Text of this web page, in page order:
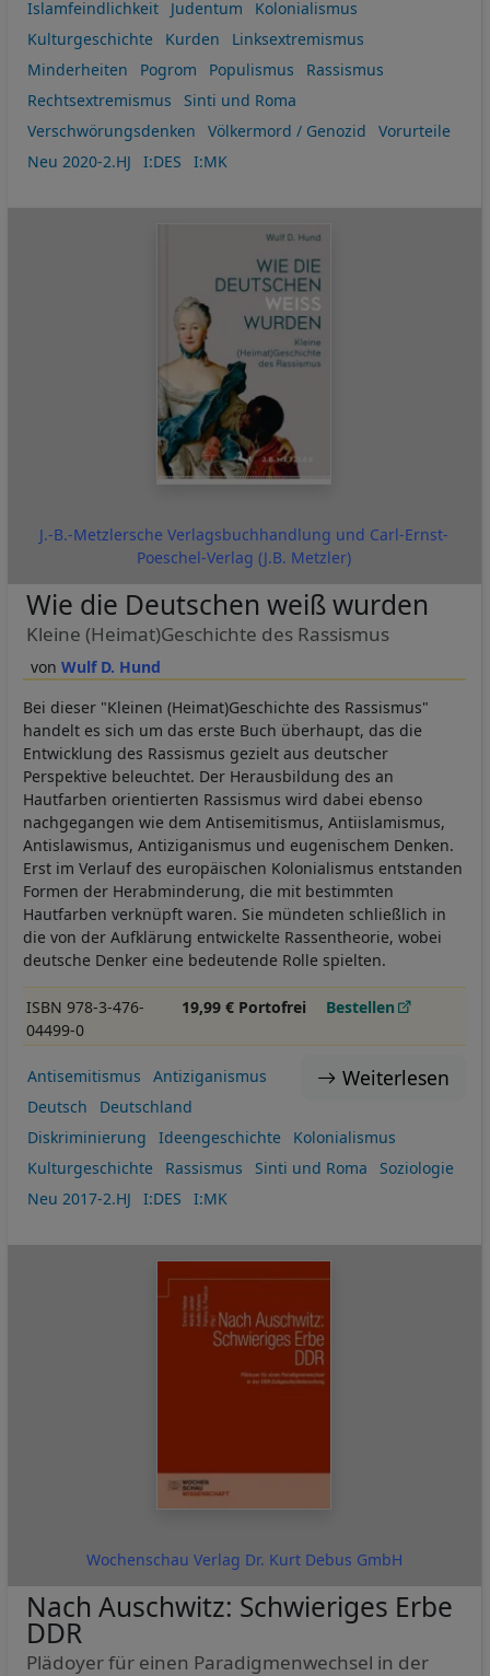
Islamfeindlichkeit Judentum
Kolonialismus
Kulturgeschichte
Kurden
Linksextremismus
Minderheiten
Pogrom Populismus
Rassismus
Rechtsextremismus
Sinti und Roma
Verschwörungsdenken
Völkermord / Genozid
Vorurteile
Neu 2020-2.HJ
I:DES I:MK
J.-B.-Metzlersche Verlagsbuchhandlung und Carl-Ernst-
Poeschel-Verlag (J.B. Metzler)
Wulf D. Hund
Wie die Deutschen weiß wurden
Kleine (Heimat)Geschichte des Rassismus
Bei dieser "Kleinen (Heimat)Geschichte des Rassismus"
handelt es sich um das erste Buch überhaupt, das die
Entwicklung des Rassismus gezielt aus deutscher
Perspektive beleuchtet. Der Herausbildung des an
Hautfarben orientierten Rassismus wird dabei ebenso
nachgegangen wie dem Antisemitismus, Antiislamismus,
Antislawismus, Antiziganismus und eugenischem Denken.
Erst im Verlauf des europäischen Kolonialismus entstanden
Formen der Herabminderung, die mit bestimmten
Hautfarben verknüpft waren. Sie mündeten schließlich in
die von der Aufklärung entwickelte Rassentheorie, wobei
deutsche Denker eine bedeutende Rolle spielten.
ISBN 978-3-476-
04499-0
19,99 € Portofrei Bestellen
Weiterlesen
Antisemitismus
Antiziganismus
Deutsch
Deutschland
Diskriminierung
Ideengeschichte
Kolonialismus
Kulturgeschichte
Rassismus Sinti und Roma
Soziologie
Neu 2017-2.HJ
I:DES I:MK
Wochenschau Verlag Dr. Kurt Debus GmbH
Nach Auschwitz: Schwieriges Erbe
DDR
Plädoyer für einen Paradigmenwechsel in der